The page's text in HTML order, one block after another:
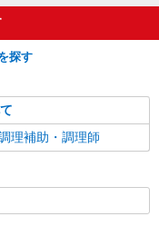
ド）スタッフ
翌5:00：時給1375円 ※
199-1
詳細を見る
探す
理補助・調理師